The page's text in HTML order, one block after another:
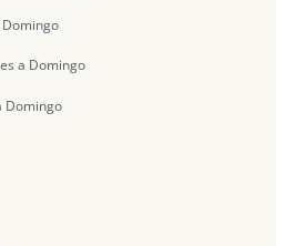
a Domingo
Domingo